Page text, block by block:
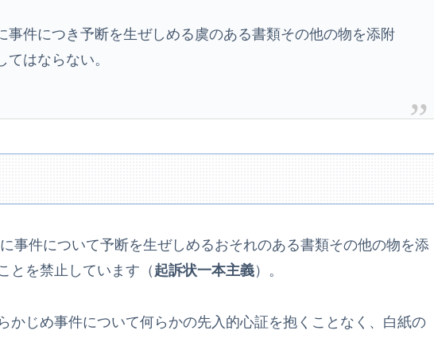
件につき予断を生ぜしめる虞のある書類その他の物を添附
てはならない。
事件について予断を生ぜしめるおそれのある書類その他の物を添
とを禁止しています（ 起訴状一本主義）。
じめ事件について何らかの先入的心証を抱くことなく、白紙の